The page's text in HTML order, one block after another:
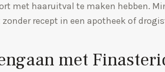
met haaruitval te maken hebben.
recept in een apotheek of
met